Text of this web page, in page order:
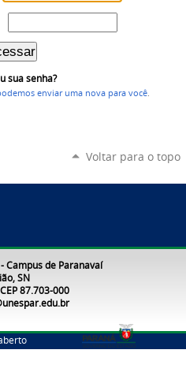
sua senha?
enviar uma nova para você
Voltar para o topo
Campus de Paranavaí
SN
87.703-000